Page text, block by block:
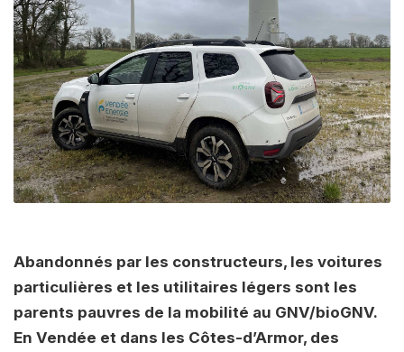
Abandonnés par les constructeurs, les voitures
particulières et les utilitaires légers sont les
parents pauvres de la mobilité au GNV/bioGNV.
En Vendée et dans les Côtes-d’Armor, des